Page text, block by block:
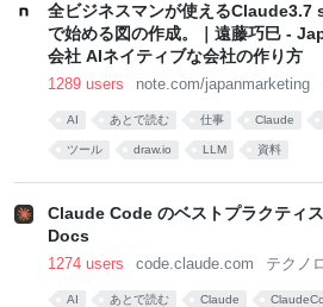
全ビジネスマンが使える
で始める図の作成。｜遠藤巧巳 -
会社 AIネイティブな会社の作り方
1289 users note.com/japanmarketing
AI あとで読む 仕事 Claude
ツール draw.io LLM 資料
Claude Code のベストプラクティ
Docs
1274 users code.claude.com テクノ
AI あとで読む Claude